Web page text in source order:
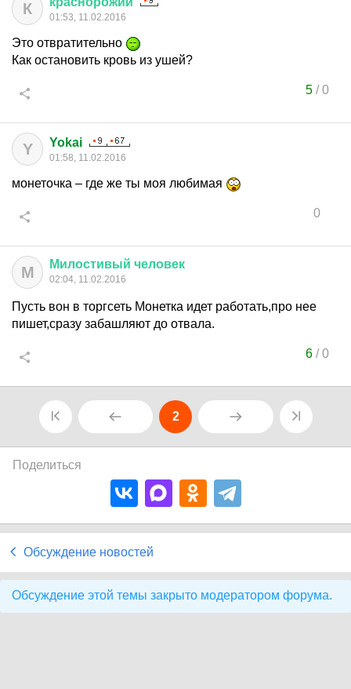
К 01:53, 11.02.2016
Это отвратительно
Как остановить кровь из ушей?
5/0
Y Yokai
01:58, 11.02.2016
монеточка – где же ты моя любимая
0
М Милостивый человек
02:04, 11.02.2016
Пусть вон в торгсеть Монетка идет работать,про нее
пишет,сразу забашляют до отвала.
6/0
2
Поделиться
Обсуждение новостей
Обсуждение этой темы закрыто модератором форума.